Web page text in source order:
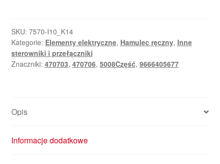
Citroën
DS
Peugeot
9666405677
SKU: 7570-I10_K14
Kategorie: Elementy elektryczne, Hamulec ręczny, Inne
sterowniki i przełączniki
Znaczniki: 470703, 470706, 5008Część, 9666405677
Opis
Informacje dodatkowe